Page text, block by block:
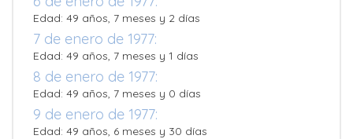
Edad: 49 años, 7 meses y 2 días
7 de enero de 1977:
Edad: 49 años, 7 meses y 1 días
8 de enero de 1977:
Edad: 49 años, 7 meses y 0 días
9 de enero de 1977:
Edad: 49 años, 6 meses y 30 días